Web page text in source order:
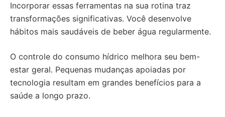
Incorporar essas ferramentas na sua rotina traz
transformações significativas. Você desenvolve
hábitos mais saudáveis de beber água regularmente.
O controle do consumo hídrico melhora seu bem-
estar geral. Pequenas mudanças apoiadas por
tecnologia resultam em grandes benefícios para a
saúde a longo prazo.